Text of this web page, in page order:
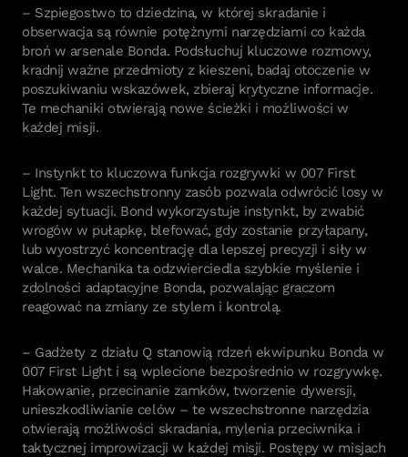
– Szpiegostwo to dziedzina, w której skradanie i
obserwacja są równie potężnymi narzędziami co każda
broń w arsenale Bonda. Podsłuchuj kluczowe rozmowy,
kradnij ważne przedmioty z kieszeni, badaj otoczenie w
poszukiwaniu wskazówek, zbieraj krytyczne informacje.
Te mechaniki otwierają nowe ścieżki i możliwości w
każdej misji.
– Instynkt to kluczowa funkcja rozgrywki w 007 First
Light. Ten wszechstronny zasób pozwala odwrócić losy w
każdej sytuacji. Bond wykorzystuje instynkt, by zwabić
wrogów w pułapkę, blefować, gdy zostanie przyłapany,
lub wyostrzyć koncentrację dla lepszej precyzji i siły w
walce. Mechanika ta odzwierciedla szybkie myślenie i
zdolności adaptacyjne Bonda, pozwalając graczom
reagować na zmiany ze stylem i kontrolą.
– Gadżety z działu Q stanowią rdzeń ekwipunku Bonda w
007 First Light i są wplecione bezpośrednio w rozgrywkę.
Hakowanie, przecinanie zamków, tworzenie dywersji,
unieszkodliwianie celów – te wszechstronne narzędzia
otwierają możliwości skradania, mylenia przeciwnika i
taktycznej improwizacji w każdej misji. Postępy w misjach